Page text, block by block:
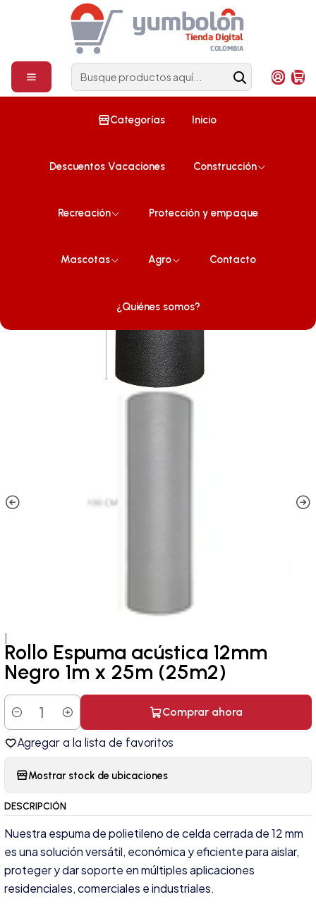
Categorías Inicio
Descuentos Vacaciones Construcción
Recreación Protección y empaque
Mascotas Agro Contacto
¿Quiénes somos?
Construcción ¡Compra ahora!
Construcción
Rollo Espuma acústica 12mm Negro 1m x 25m (25m2)
Rollo Espuma acústica 12mm
Negro 1m x 25m (25m2)
Cantidad
Comprar ahora
Agregar a la lista de favoritos
Mostrar stock de ubicaciones
DESCRIPCIÓN
Nuestra espuma de polietileno de celda cerrada de 12 mm
es una solución versátil, económica y eficiente para aislar,
proteger y dar soporte en múltiples aplicaciones
residenciales, comerciales e industriales.